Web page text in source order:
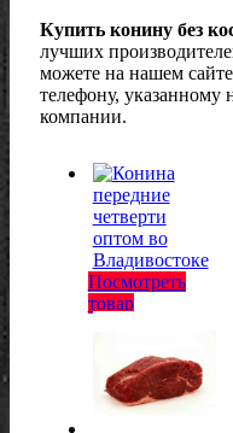
Купить конину без
лучших
можете на нашем
телефону, указанному
компании.
Посмотреть
товар